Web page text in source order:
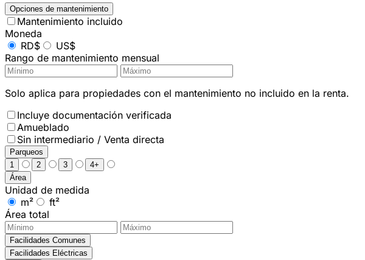
Opciones de mantenimiento
Mantenimiento incluido
Moneda
RD$
US$
Rango de mantenimiento mensual
Solo aplica para propiedades con el mantenimiento no incluido en la renta.
Incluye documentación verificada
Amueblado
Sin intermediario / Venta directa
Parqueos
1
2 3
4+
Área
Unidad de medida
m²
ft²
Área total
Facilidades Comunes
Facilidades Eléctricas